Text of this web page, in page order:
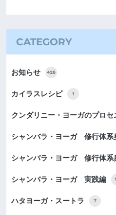
CATEGORY
お知らせ 425
カイラスレシピ 1
クンダリニー・ヨーガのプロセ
シャンバラ・ヨーガ 修行体
シャンバラ・ヨーガ 修行体
シャンバラ・ヨーガ 実践編
ハタヨーガ・スートラ 7